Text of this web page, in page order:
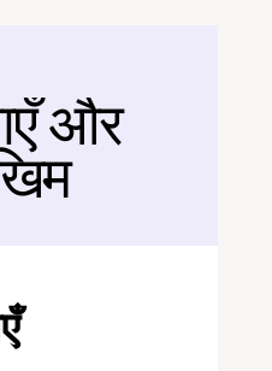
बैक और